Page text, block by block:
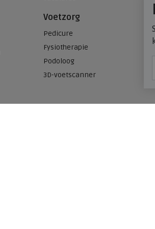
Voetzorg
Pedicure
Fysiotherapie
Podoloog
3D-voetscanner